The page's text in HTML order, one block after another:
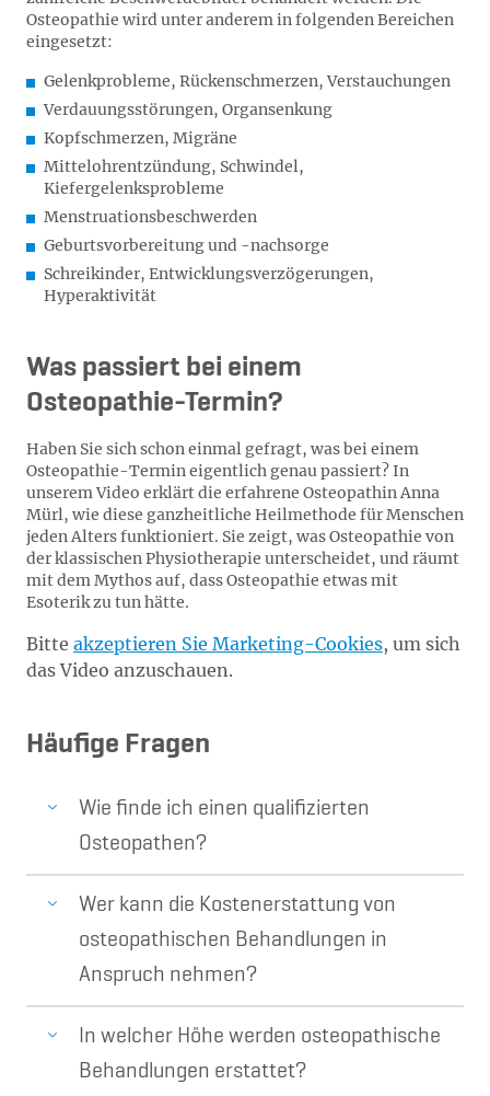
Osteopathie wird unter anderem in folgenden Bereichen
eingesetzt:
Gelenkprobleme, Rückenschmerzen, Verstauchungen
Verdauungsstörungen, Organsenkung
Kopfschmerzen, Migräne
Mittelohrentzündung, Schwindel,
Kiefergelenksprobleme
Menstruationsbeschwerden
Geburtsvorbereitung und -nachsorge
Schreikinder, Entwicklungsverzögerungen,
Hyperaktivität
Was passiert bei einem
Osteopathie-Termin?
Haben Sie sich schon einmal gefragt, was bei einem
Osteopathie-Termin eigentlich genau passiert? In
unserem Video erklärt die erfahrene Osteopathin Anna
Mürl, wie diese ganzheitliche Heilmethode für Menschen
jeden Alters funktioniert. Sie zeigt, was Osteopathie von
der klassischen Physiotherapie unterscheidet, und räumt
mit dem Mythos auf, dass Osteopathie etwas mit
Esoterik zu tun hätte.
Bitte akzeptieren Sie Marketing-Cookies, um sich
das Video anzuschauen.
Häufige Fragen
Wie finde ich einen qualifizierten
Osteopathen?
Wer kann die Kostenerstattung von
osteopathischen Behandlungen in
Anspruch nehmen?
In welcher Höhe werden osteopathische
Behandlungen erstattet?